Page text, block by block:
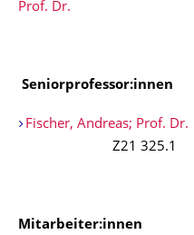
Prof. Dr.
Seniorprofessor:innen
Fischer, Andreas; Prof. Dr.
Z21 325.1
Mitarbeiter:innen